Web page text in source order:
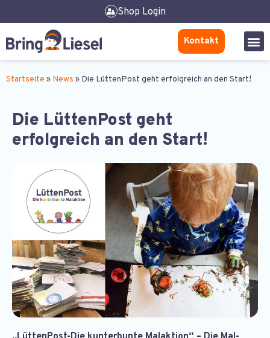
Shop Login
Kontakt
Startseite » News » Die LüttenPost geht erfolgreich an den Start!
Die LüttenPost geht
erfolgreich an den Start!